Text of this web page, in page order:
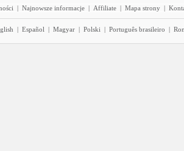
| Najnowsze informacje | Affiliate | Mapa strony |
| Español | Magyar | Polski | Português brasileiro |